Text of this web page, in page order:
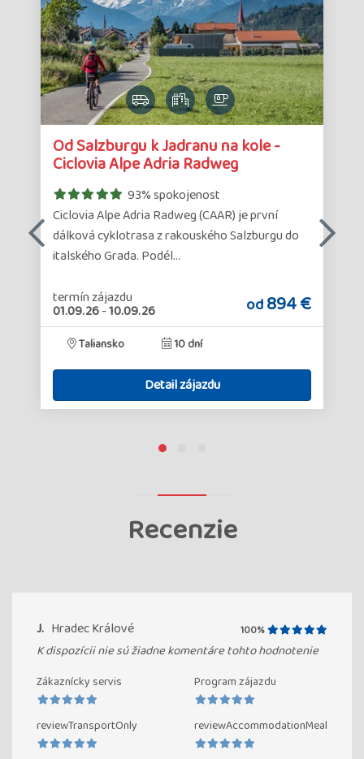
Od Salzburgu k Jadranu na kole -
Ciclovia Alpe Adria Radweg
93% spokojenost
Ciclovia Alpe Adria Radweg (CAAR) je první
dálková cyklotrasa z rakouského Salzburgu do
italského Grada. Podél…
termín zájazdu
01.09.26-10.09.26 od894 €
Taliansko 10 dní
Detail zájazdu
Detail
zájazdu
Recenzie
J. Hradec Králové 100%
K dispozícii nie sú žiadne komentáre tohto hodnotenie
Zákaznícky servis Program zájazdu
reviewTransportOnly reviewAccommodationMeal